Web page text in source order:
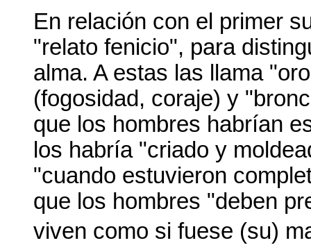
En relación con el primer
"relato fenicio", para
alma. A estas las llama
(fogosidad, coraje) y
que los hombres habrían
los habría "criado y
"cuando estuvieron
que los hombres "deben
viven como si fuese (su)